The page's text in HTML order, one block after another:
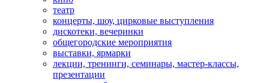
театр
концерты, шоу, цирковые выступления
дискотеки, вечеринки
общегородские мероприятия
выставки, ярмарки
лекции, тренинги, семинары, мастер-классы,
презентации